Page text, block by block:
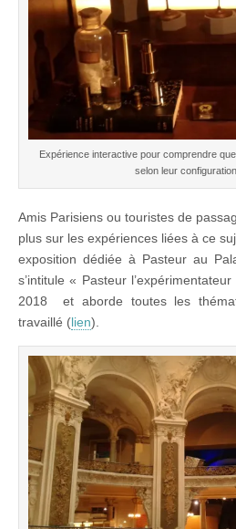
Expérience interactive pour comprendre
selon leur
Amis Parisiens ou touristes de
plus sur les expériences liées à ce
exposition dédiée à Pasteur au
s’intitule « Pasteur
2018 et aborde toutes les
travaillé (lien).